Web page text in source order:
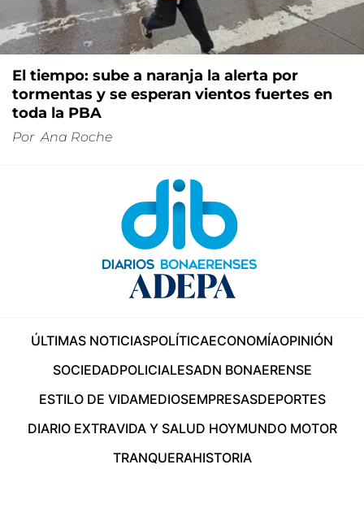
El tiempo: sube a naranja la alerta por
tormentas y se esperan vientos fuertes en
toda la PBA
Por Ana Roche
ÚLTIMAS NOTICIASPOLÍTICAECONOMÍAOPINIÓN
SOCIEDADPOLICIALESADN BONAERENSE
ESTILO DE VIDAMEDIOSEMPRESASDEPORTES
DIARIO EXTRAVIDA Y SALUD HOYMUNDO MOTOR
TRANQUERAHISTORIA